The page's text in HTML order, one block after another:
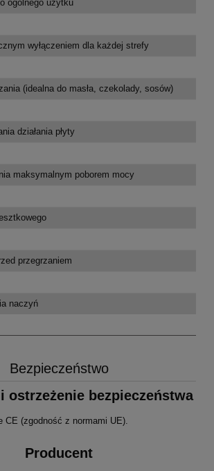
ogólnego użytku
wyłączeniem dla każdej strefy
(idealna do masła, czekolady, sosów)
działania płyty
maksymalnym poborem mocy
przegrzaniem
naczyń
Bezpieczeństwo
ostrzeżenie bezpieczeństwa
CE (zgodność z normami UE).
Producent